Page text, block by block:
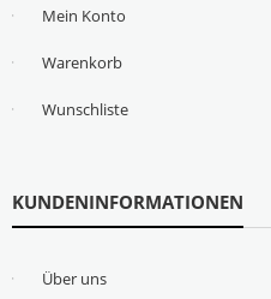
Mein Konto
Warenkorb
Wunschliste
KUNDENINFORMATIONEN
Über uns